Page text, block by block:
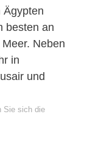
Ägypten
besten an
Neben
in
und
Sie sich die